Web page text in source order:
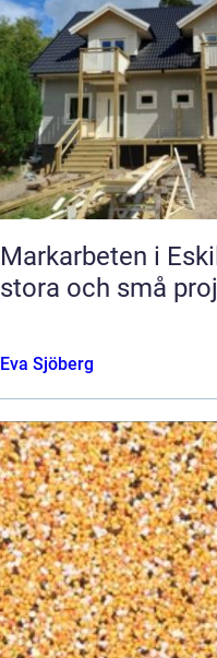
Markarbeten i
stora och små
Eva Sjöberg